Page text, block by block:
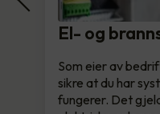
El- og
Som eier av
sikre at du har
fungerer. Det